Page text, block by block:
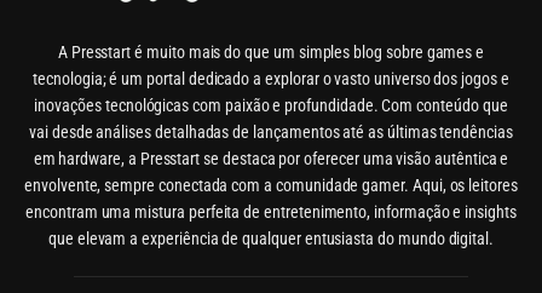
A Presstart é muito mais do que um simples blog sobre games e
tecnologia; é um portal dedicado a explorar o vasto universo dos jogos e
inovações tecnológicas com paixão e profundidade. Com conteúdo que
vai desde análises detalhadas de lançamentos até as últimas tendências
em hardware, a Presstart se destaca por oferecer uma visão autêntica e
envolvente, sempre conectada com a comunidade gamer. Aqui, os leitores
encontram uma mistura perfeita de entretenimento, informação e insights
que elevam a experiência de qualquer entusiasta do mundo digital.